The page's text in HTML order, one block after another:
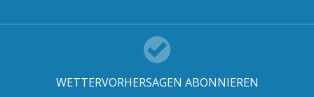
WETTERVORHERSAGEN ABONNIEREN